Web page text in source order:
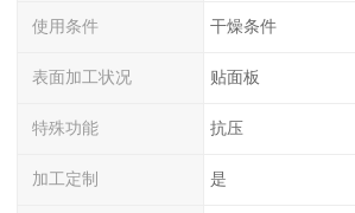
使用条件 干燥条件
表面加工状况 贴面板
特殊功能 抗压
加工定制 是